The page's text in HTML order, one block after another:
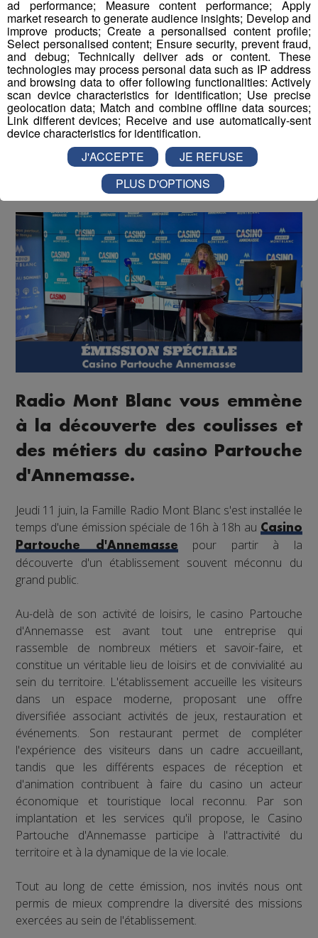
Émission Spéciale | Casino
Partouche Annemasse
-12 juin 2026 à 09h22-Mis à jour le 12 juin 2026 à 10h34
La Famille Radio Mont Blanc
Événement
Radio Mont Blanc vous emmène
à la découverte des coulisses et
des métiers du casino Partouche
d'Annemasse.
Jeudi 11 juin, la Famille Radio Mont Blanc s'est installée le
temps d'une émission spéciale de 16h à 18h au Casino
Partouche d'Annemassepour partir à la
découverte d'un établissement souvent méconnu du
grand public.
Au-delà de son activité de loisirs, le casino Partouche
d'Annemasse est avant tout une entreprise qui
rassemble de nombreux métiers et savoir-faire, et
constitue un véritable lieu de loisirs et de convivialité au
sein du territoire. L'établissement accueille les visiteurs
dans un espace moderne, proposant une offre
diversifiée associant activités de jeux, restauration et
événements. Son restaurant permet de compléter
l'expérience des visiteurs dans un cadre accueillant,
tandis que les différents espaces de réception et
d'animation contribuent à faire du casino un acteur
économique et touristique local reconnu. Par son
implantation et les services qu'il propose, le Casino
Partouche d'Annemasse participe à l'attractivité du
territoire et à la dynamique de la vie locale.
Tout au long de cette émission, nos invités nous ont
permis de mieux comprendre la diversité des missions
exercées au sein de l'établissement.
ad performance; Measure content performance; Apply
market research to generate audience insights; Develop and
improve products; Create a personalised content profile;
Select personalised content; Ensure security, prevent fraud,
and debug; Technically deliver ads or content. These
technologies may process personal data such as IP address
and browsing data to offer following functionalities: Actively
scan device characteristics for identification; Use precise
geolocation data; Match and combine offline data sources;
Link different devices; Receive and use automatically-sent
device characteristics for identification.
J'ACCEPTE
JE REFUSE
PLUS D'OPTIONS